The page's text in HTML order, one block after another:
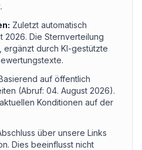
Zuletzt automatisch
2026. Die Sternverteilung
ergänzt durch KI-gestützte
auf öffentlich
(Abruf: 04. August 2026).
Konditionen auf der
über unsere Links
Dies beeinflusst nicht